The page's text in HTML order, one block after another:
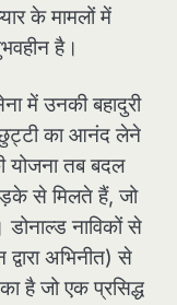
के मामलों में
है।
में उनकी बहादुरी
का आनंद लेने
योजना तब बदल
से मिलते हैं, जो
नाविकों से
अभिनीत) से
है जो एक प्रसिद्ध